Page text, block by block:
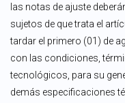
las notas de ajuste
sujetos de que trata el
tardar el primero (01) de
con las condiciones,
tecnológicos, para su
demás especificaciones